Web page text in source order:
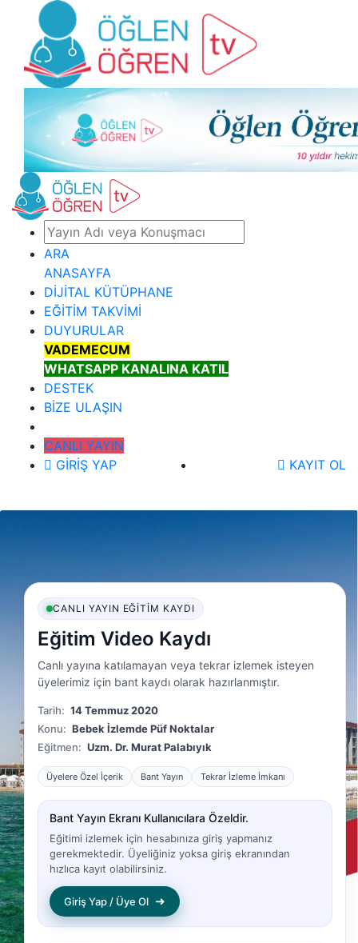
ARA
ANASAYFA
DİJİTAL KÜTÜPHANE
EĞİTİM TAKVİMİ
DUYURULAR
VADEMECUM
WHATSAPP KANALINA KATIL
DESTEK
BİZE ULAŞIN
CANLI YAYIN
GİRİŞ YAP
KAYIT OL
CANLI YAYIN EĞITIM KAYDI
Eğitim Video Kaydı
Canlı yayına katılamayan veya tekrar izlemek isteyen
üyelerimiz için bant kaydı olarak hazırlanmıştır.
Tarih: 14 Temmuz 2020
Konu: Bebek İzlemde Püf Noktalar
Eğitmen: Uzm. Dr. Murat Palabıyık
Üyelere Özel İçerik Bant Yayın Tekrar İzleme İmkanı
Bant Yayın Ekranı Kullanıcılara Özeldir.
Eğitimi izlemek için hesabınıza giriş yapmanız
gerekmektedir. Üyeliğiniz yoksa giriş ekranından
hızlıca kayıt olabilirsiniz.
Giriş Yap / Üye Ol ➜